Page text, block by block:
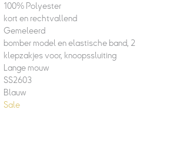
100% Polyester
kort en rechtvallend
Gemeleerd
bomber model en elastische band, 2
klepzakjes voor, knoopssluiting
Lange mouw
SS2603
Blauw
Sale